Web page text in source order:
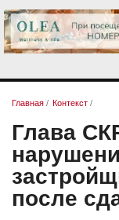
Главная / Контекст /
Глава
после